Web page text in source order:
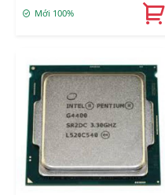
Mới 100%